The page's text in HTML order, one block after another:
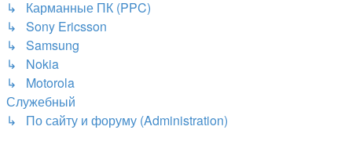
↳ Карманные ПК (PPC)
↳ Sony Ericsson
↳ Samsung
↳ Nokia
↳ Motorola
Служебный
↳ По сайту и форуму (Administration)